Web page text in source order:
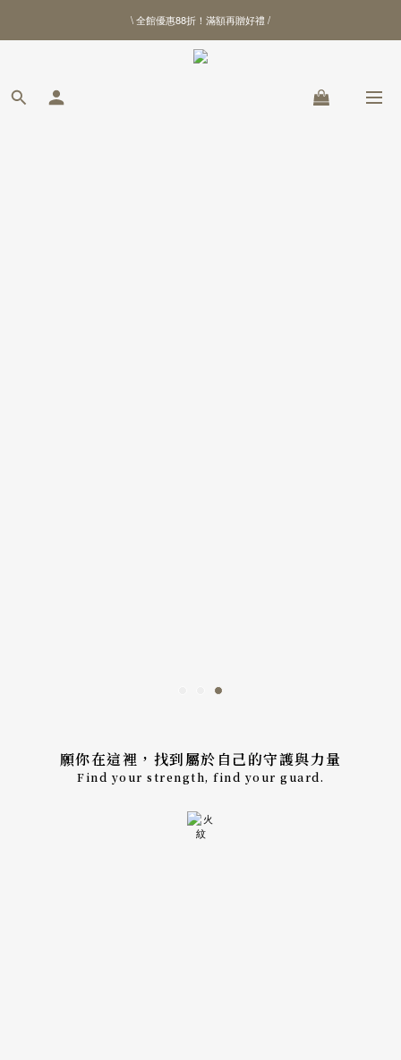
\ 全館優惠88折！滿額再贈好禮 /
\ 全館優惠88折！滿額再贈好禮 /
【北港武德宮聯名商品】全新上線
願你在這裡，找到屬於自己的守護與力量
Find your strength, find your guard.